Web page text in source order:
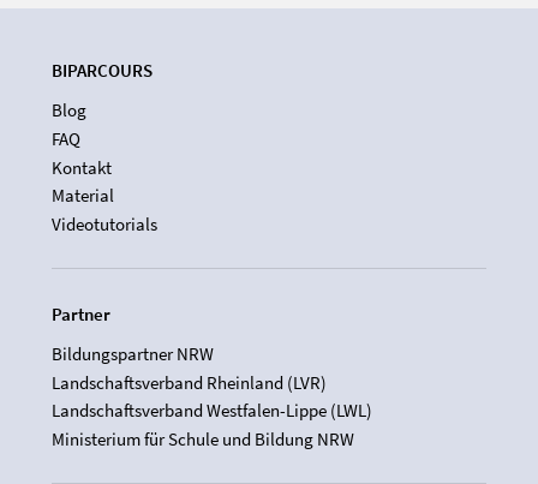
BIPARCOURS
Blog
FAQ
Kontakt
Material
Videotutorials
Partner
Bildungspartner NRW
Landschaftsverband Rheinland (LVR)
Landschaftsverband Westfalen-Lippe (LWL)
Ministerium für Schule und Bildung NRW